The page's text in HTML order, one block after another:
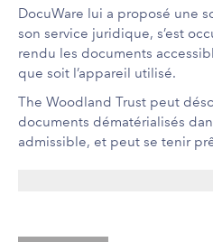
DocuWare lui a proposé une
son service juridique, s’est
rendu les documents
que soit l’appareil utilisé.
The Woodland Trust peut
documents dématérialisés
admissible, et peut se tenir